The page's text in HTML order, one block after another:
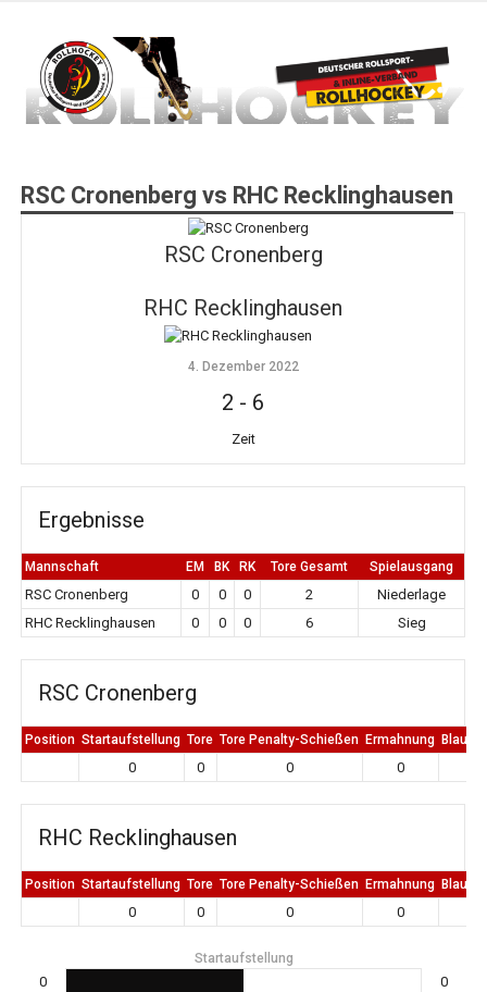
springen
RSC Cronenberg vs RHC Recklinghausen
RSC Cronenberg
RHC Recklinghausen
4. Dezember 2022
2 - 6
Zeit
Ergebnisse
Mannschaft EM BK RK Tore Gesamt Spielausgang
RSC Cronenberg 0 0 0 2
Niederlage
RHC Recklinghausen
0 0 0 6 Sieg
RSC Cronenberg
Position Startaufstellung Tore Tore Penalty-Schießen Ermahnung Blaue
0 0 0 0
RHC Recklinghausen
Position Startaufstellung Tore Tore Penalty-Schießen Ermahnung Blaue
0 0 0 0
Startaufstellung
0 0